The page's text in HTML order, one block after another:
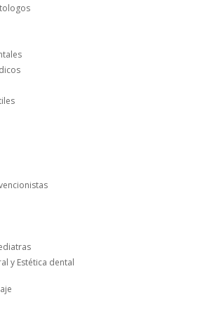
y Estética dental